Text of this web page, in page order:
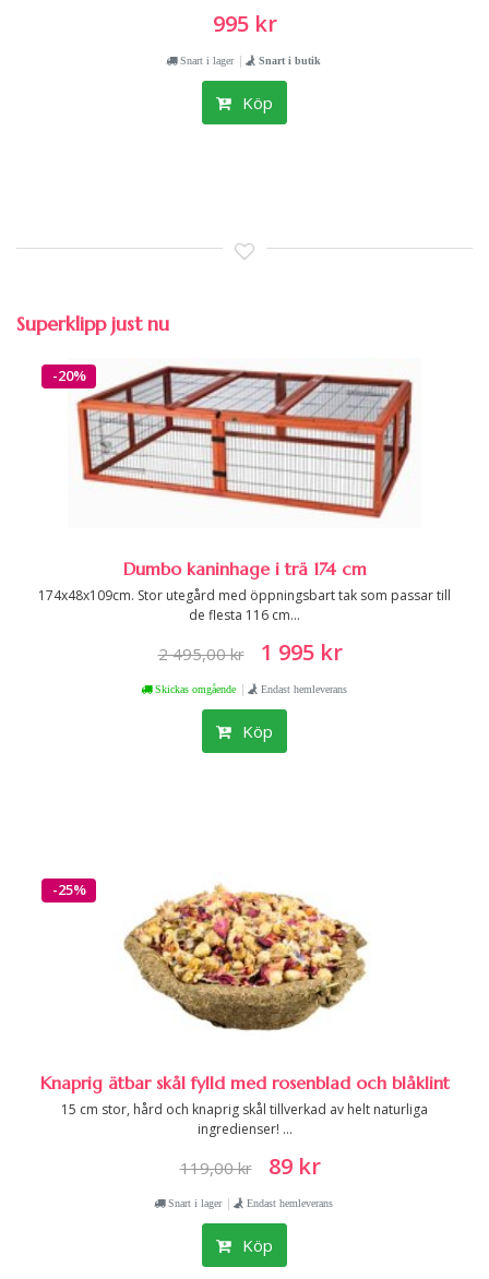
995 kr
Snart i lager | Snart i butik
Köp
Superklipp just nu
-20%
Dumbo kaninhage i trä 174 cm
174x48x109cm. Stor utegård med öppningsbart tak som passar till
de flesta 116 cm...
2 495,00 kr 1 995 kr
Skickas omgående | Endast hemleverans
Köp
-25%
Knaprig ätbar skål fylld med rosenblad och blåklint
15 cm stor, hård och knaprig skål tillverkad av helt naturliga
ingredienser! ...
119,00 kr 89 kr
Snart i lager | Endast hemleverans
Köp